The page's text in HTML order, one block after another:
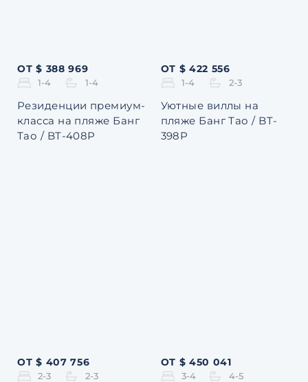
ОТ $ 388 969
1-4 1-4
Резиденции премиум-
класса на пляже Банг
Тао / BT-408P
ОТ $ 422 556
1-4 2-3
Уютные виллы на
пляже Банг Тао / BT-
398P
ОТ $ 407 756
2-3 2-3
ОТ $ 450 041
3-4 4-5